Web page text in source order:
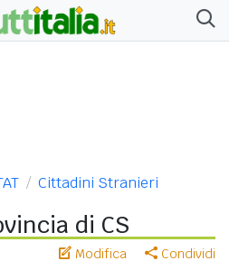
Cittadini Stranieri
di CS
Modifica Condividi